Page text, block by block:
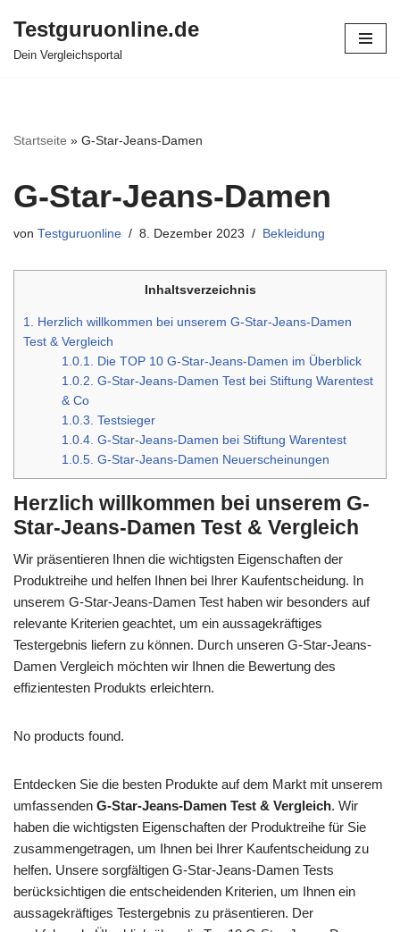
Zum
Testguruonline.de
Dein Vergleichsportal
Startseite » G-Star-Jeans-Damen
G-Star-Jeans-Damen
von Testguruonline 8. Dezember 2023 Bekleidung
Inhaltsverzeichnis
1. Herzlich willkommen bei unserem G-Star-Jeans-Damen
Test & Vergleich
1.0.1. Die TOP 10 G-Star-Jeans-Damen im Überblick
1.0.2. G-Star-Jeans-Damen Test bei Stiftung Warentest
& Co
1.0.3. Testsieger
1.0.4. G-Star-Jeans-Damen bei Stiftung Warentest
1.0.5. G-Star-Jeans-Damen Neuerscheinungen
Herzlich willkommen bei unserem G-
Star-Jeans-Damen Test & Vergleich
Wir präsentieren Ihnen die wichtigsten Eigenschaften der
Produktreihe und helfen Ihnen bei Ihrer Kaufentscheidung. In
unserem G-Star-Jeans-Damen Test haben wir besonders auf
relevante Kriterien geachtet, um ein aussagekräftiges
Testergebnis liefern zu können. Durch unseren G-Star-Jeans-
Damen Vergleich möchten wir Ihnen die Bewertung des
effizientesten Produkts erleichtern.
No products found.
Entdecken Sie die besten Produkte auf dem Markt mit unserem
umfassenden G-Star-Jeans-Damen Test & Vergleich. Wir
haben die wichtigsten Eigenschaften der Produktreihe für Sie
zusammengetragen, um Ihnen bei Ihrer Kaufentscheidung zu
helfen. Unsere sorgfältigen G-Star-Jeans-Damen Tests
berücksichtigen die entscheidenden Kriterien, um Ihnen ein
aussagekräftiges Testergebnis zu präsentieren. Der